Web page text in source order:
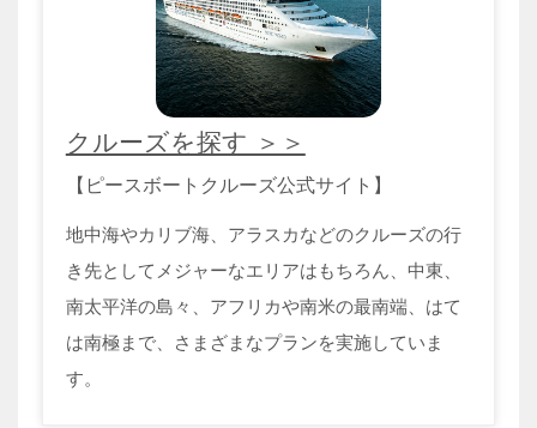
クルーズを探す ＞＞
【ピースボートクルーズ公式サイト】
地中海やカリブ海、アラスカなどのクルーズの行
き先としてメジャーなエリアはもちろん、中東、
南太平洋の島々、アフリカや南米の最南端、はて
は南極まで、さまざまなプランを実施していま
す。